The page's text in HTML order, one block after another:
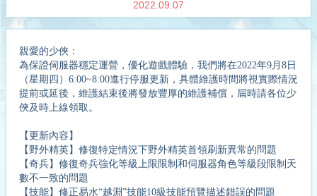
2022.09.07
親愛的少俠：
為保證伺服器穩定運營，優化遊戲體驗，我們將在2022年9月 8日
（星期四）6:00~8:00進行停服更新，具體維護時間將視實際情況
提前或延後，維護結束後將發放豐厚的維護補償，屆時請各位少
俠及時上線領取。
【更新內容】
【野外精英】修復特定情況下野外精英首領刷新異常的問題
【奇兵】修復奇兵強化等級上限限制和伺服器角色等級段限制天
數不一致的問題
【技能】修正易水“越淵”技能10級技能預覽描述錯誤的問題